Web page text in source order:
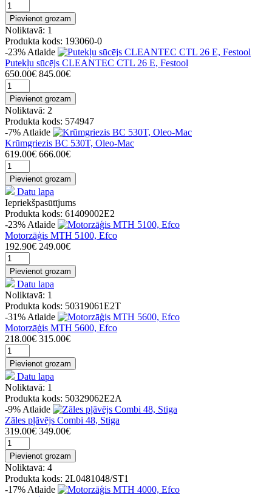
Pievienot grozam
Noliktavā: 1
Produkta kods: 193060-0
-23% Atlaide
Putekļu sūcējs CLEANTEC CTL 26 E, Festool
650.00€ 845.00€
Pievienot grozam
Noliktavā: 2
Produkta kods: 574947
-7% Atlaide
Krūmgriezis BC 530T, Oleo-Mac
619.00€ 666.00€
Pievienot grozam
Datu lapa
Iepriekšpasūtījums
Produkta kods: 61409002E2
-23% Atlaide
Motorzāģis MTH 5100, Efco
192.90€ 249.00€
Pievienot grozam
Datu lapa
Noliktavā: 1
Produkta kods: 50319061E2T
-31% Atlaide
Motorzāģis MTH 5600, Efco
218.00€ 315.00€
Pievienot grozam
Datu lapa
Noliktavā: 1
Produkta kods: 50329062E2A
-9% Atlaide
Zāles pļāvējs Combi 48, Stiga
319.00€ 349.00€
Pievienot grozam
Noliktavā: 4
Produkta kods: 2L0481048/ST1
-17% Atlaide